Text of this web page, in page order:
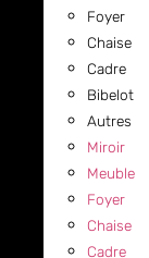
Foyer
Chaise
Cadre
Bibelot
Autres
Miroir
Meuble
Foyer
Chaise
Cadre